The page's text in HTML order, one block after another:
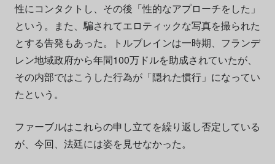
性にコンタクトし、その後「性的なアプローチをした」
という。また、騙されてエロティックな写真を撮られた
とする告発もあった。トルブレインは一時期、フランデ
レン地域政府から年間100万ドルを助成されていたが、
その内部ではこうした行為が「隠れた慣行」になってい
たという。
ファーブルはこれらの申し立てを繰り返し否定している
が、今回、法廷には姿を見せなかった。